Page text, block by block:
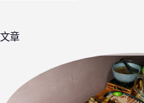
類
文章